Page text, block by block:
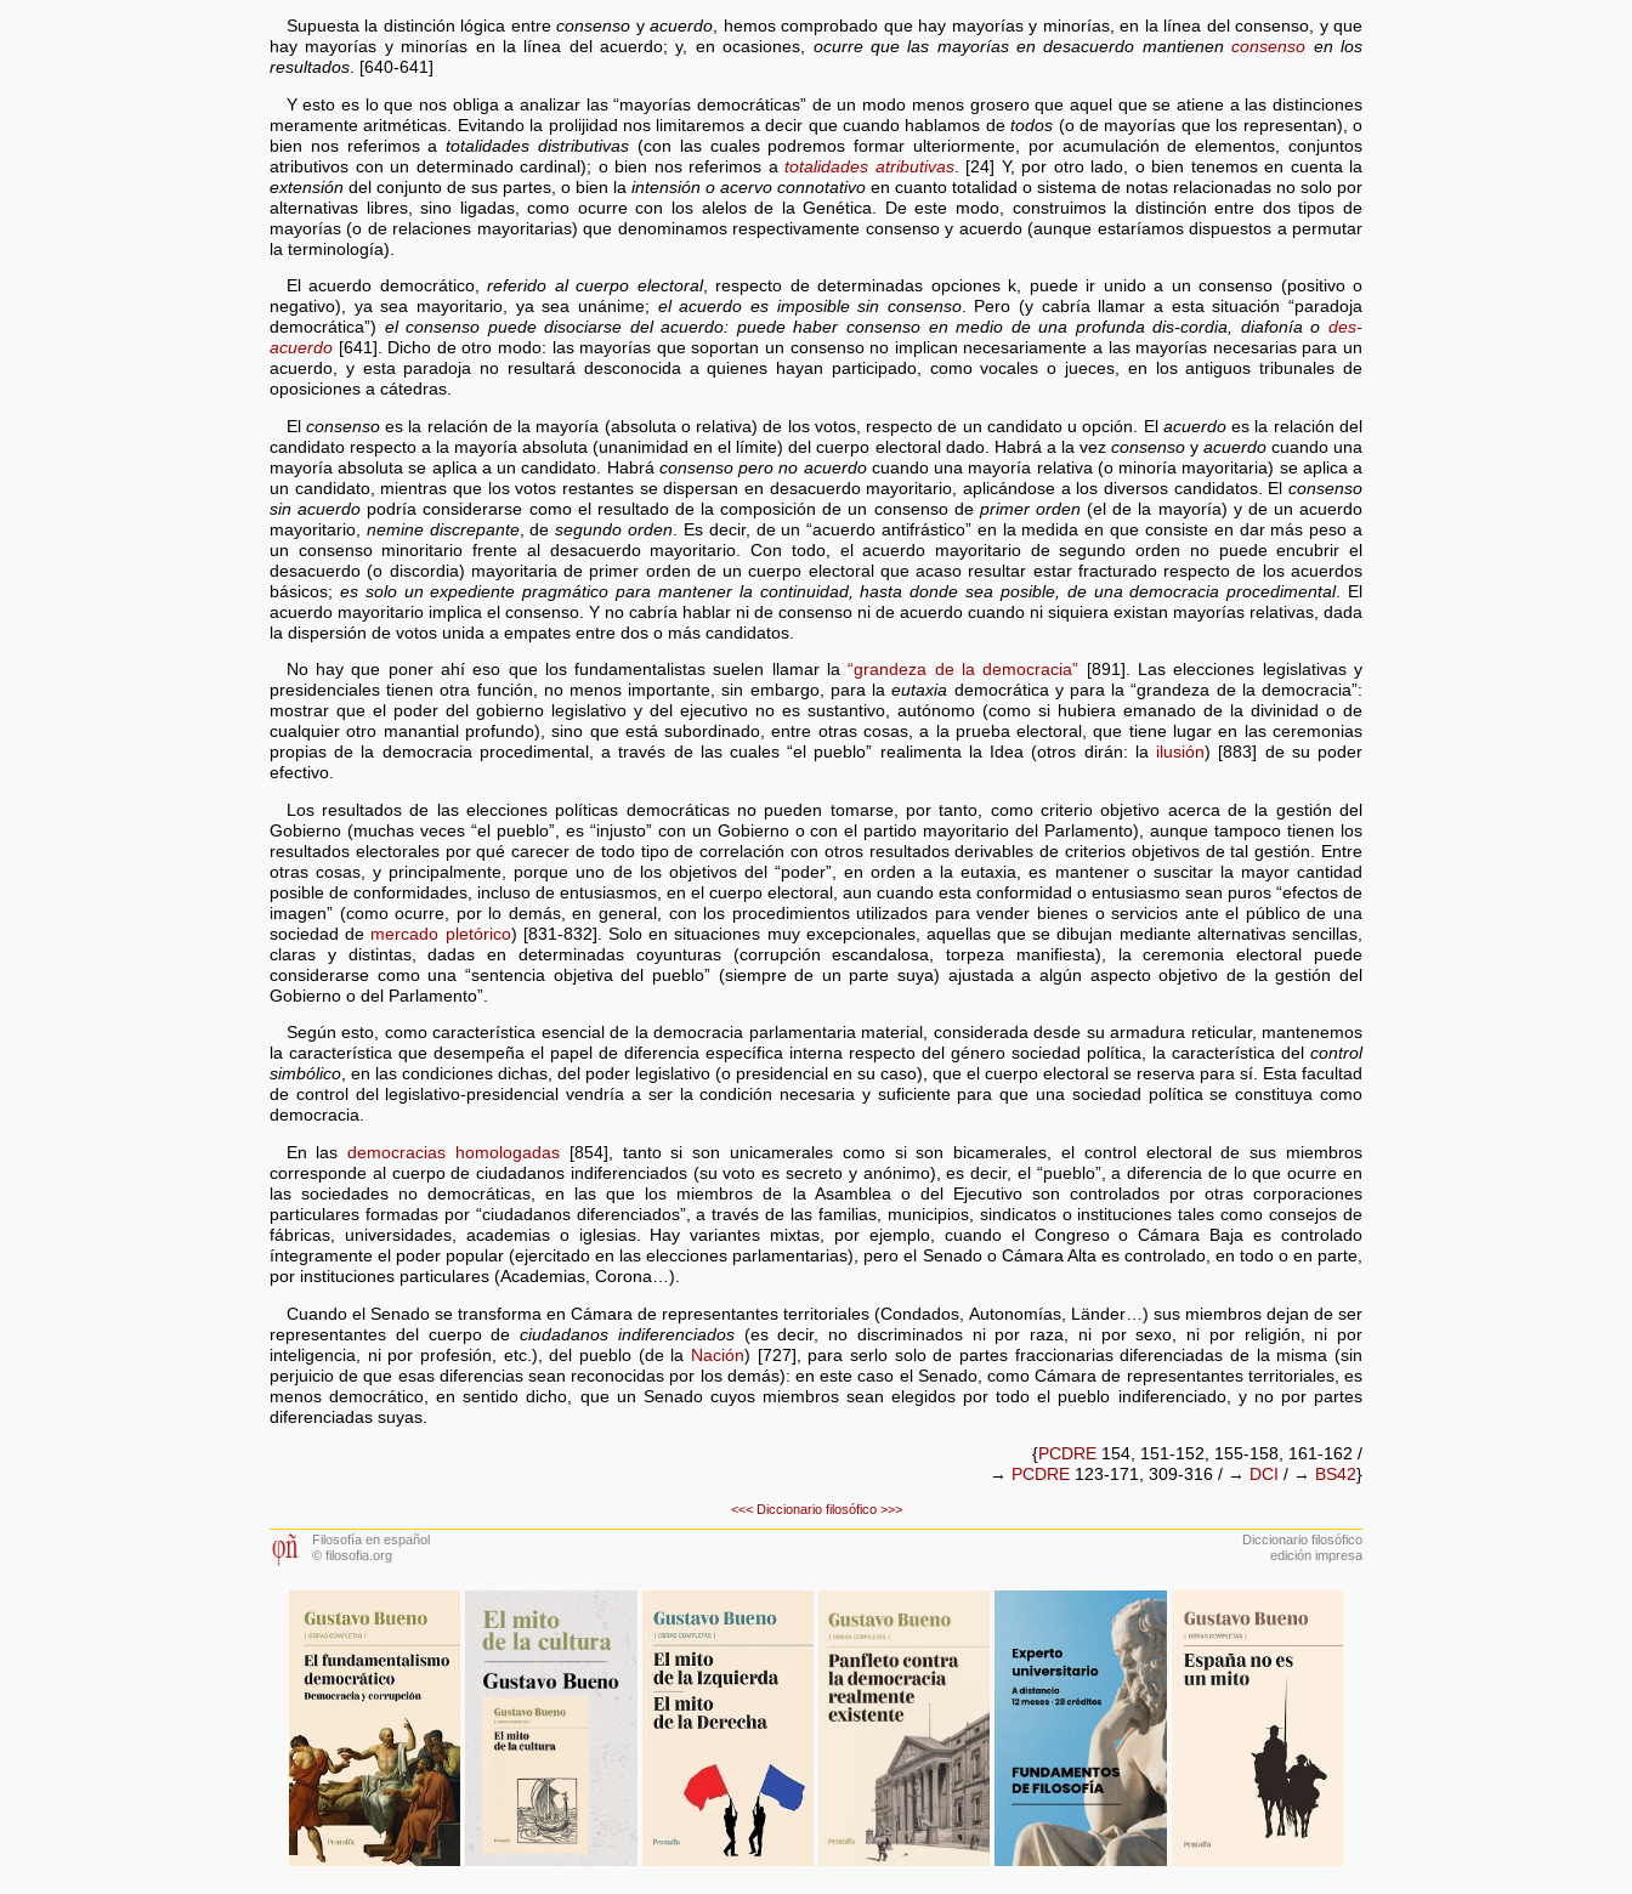
Supuesta la distinción lógica entreconsenso yacuerdo , hemos comprobado que hay mayorías y minorías, en la línea del consenso, y que
hay mayorías y minorías en la línea del acuerdo; y, en ocasiones, ocurre que las mayorías en desacuerdo mantienenconsenso en los
resultados . [640-641]
Y esto es lo que nos obliga a analizar las “mayorías democráticas” de un modo menos grosero que aquel que se atiene a las distinciones
meramente aritméticas. Evitando la prolijidad nos limitaremos a decir que cuando hablamos detodos (o de mayorías que los representan), o
bien nos referimos atotalidades distributivas (con las cuales podremos formar ulteriormente, por acumulación de elementos, conjuntos
atributivos con un determinado cardinal); o bien nos referimos a totalidades atributivas. [24] Y, por otro lado, o bien tenemos en cuenta la
extensión del conjunto de sus partes, o bien la intensión o acervo connotativo en cuanto totalidad o sistema de notas relacionadas no solo por
alternativas libres, sino ligadas, como ocurre con los alelos de la Genética. De este modo, construimos la distinción entre dos tipos de
mayorías (o de relaciones mayoritarias) que denominamos respectivamente consenso y acuerdo (aunque estaríamos dispuestos a permutar
la terminología).
El acuerdo democrático,referido al cuerpo electoral, respecto de determinadas opciones k, puede ir unido a un consenso (positivo o
negativo), ya sea mayoritario, ya sea unánime; el acuerdo es imposible sin consenso. Pero (y cabría llamar a esta situación “paradoja
democrática”) el consenso puede disociarse del acuerdo: puede haber consenso en medio de una profunda dis-cordia, diafonía odes-
acuerdo [641]. Dicho de otro modo: las mayorías que soportan un consenso no implican necesariamente a las mayorías necesarias para un
acuerdo, y esta paradoja no resultará desconocida a quienes hayan participado, como vocales o jueces, en los antiguos tribunales de
oposiciones a cátedras.
El consensoes la relación de la mayoría (absoluta o relativa) de los votos, respecto de un candidato u opción. El acuerdoes la relación del
candidato respecto a la mayoría absoluta (unanimidad en el límite) del cuerpo electoral dado. Habrá a la vez consensoy acuerdocuando una
mayoría absoluta se aplica a un candidato. Habrá consenso pero no acuerdocuando una mayoría relativa (o minoría mayoritaria) se aplica a
un candidato, mientras que los votos restantes se dispersan en desacuerdo mayoritario, aplicándose a los diversos candidatos. El consenso
sin acuerdo podría considerarse como el resultado de la composición de un consenso de primer orden(el de la mayoría) y de un acuerdo
mayoritario, nemine discrepante, desegundo orden . Es decir, de un “acuerdo antifrástico” en la medida en que consiste en dar más peso a
un consenso minoritario frente al desacuerdo mayoritario. Con todo, el acuerdo mayoritario de segundo orden no puede encubrir el
desacuerdo (o discordia) mayoritaria de primer orden de un cuerpo electoral que acaso resultar estar fracturado respecto de los acuerdos
básicos; es solo un expediente pragmático para mantener la continuidad, hasta donde sea posible, de una democracia procedimental. El
acuerdo mayoritario implica el consenso. Y no cabría hablar ni de consenso ni de acuerdo cuando ni siquiera existan mayorías relativas, dada
la dispersión de votos unida a empates entre dos o más candidatos.
No hay que poner ahí eso que los fundamentalistas suelen llamar la“grandeza de la democracia” [891]. Las elecciones legislativas y
presidenciales tienen otra función, no menos importante, sin embargo, para laeutaxia democrática y para la “grandeza de la democracia”:
mostrar que el poder del gobierno legislativo y del ejecutivo no es sustantivo, autónomo (como si hubiera emanado de la divinidad o de
cualquier otro manantial profundo), sino que está subordinado, entre otras cosas, a la prueba electoral, que tiene lugar en las ceremonias
propias de la democracia procedimental, a través de las cuales “el pueblo” realimenta la Idea (otros dirán: la ilusión) [883] de su poder
efectivo.
Los resultados de las elecciones políticas democráticas no pueden tomarse, por tanto, como criterio objetivo acerca de la gestión del
Gobierno (muchas veces “el pueblo”, es “injusto” con un Gobierno o con el partido mayoritario del Parlamento), aunque tampoco tienen los
resultados electorales por qué carecer de todo tipo de correlación con otros resultados derivables de criterios objetivos de tal gestión. Entre
otras cosas, y principalmente, porque uno de los objetivos del “poder”, en orden a la eutaxia, es mantener o suscitar la mayor cantidad
posible de conformidades, incluso de entusiasmos, en el cuerpo electoral, aun cuando esta conformidad o entusiasmo sean puros “efectos de
imagen” (como ocurre, por lo demás, en general, con los procedimientos utilizados para vender bienes o servicios ante el público de una
sociedad de mercado pletórico) [831-832]. Solo en situaciones muy excepcionales, aquellas que se dibujan mediante alternativas sencillas,
claras y distintas, dadas en determinadas coyunturas (corrupción escandalosa, torpeza manifiesta), la ceremonia electoral puede
considerarse como una “sentencia objetiva del pueblo” (siempre de un parte suya) ajustada a algún aspecto objetivo de la gestión del
Gobierno o del Parlamento”.
Según esto, como característica esencial de la democracia parlamentaria material, considerada desde su armadura reticular, mantenemos
la característica que desempeña el papel de diferencia específica interna respecto del género sociedad política, la característica del control
simbólico, en las condiciones dichas, del poder legislativo (o presidencial en su caso), que el cuerpo electoral se reserva para sí. Esta facultad
de control del legislativo-presidencial vendría a ser la condición necesaria y suficiente para que una sociedad política se constituya como
democracia.
En lasdemocracias homologadas [854], tanto si son unicamerales como si son bicamerales, el control electoral de sus miembros
corresponde al cuerpo de ciudadanos indiferenciados (su voto es secreto y anónimo), es decir, el “pueblo”, a diferencia de lo que ocurre en
las sociedades no democráticas, en las que los miembros de la Asamblea o del Ejecutivo son controlados por otras corporaciones
particulares formadas por “ciudadanos diferenciados”, a través de las familias, municipios, sindicatos o instituciones tales como consejos de
fábricas, universidades, academias o iglesias. Hay variantes mixtas, por ejemplo, cuando el Congreso o Cámara Baja es controlado
íntegramente el poder popular (ejercitado en las elecciones parlamentarias), pero el Senado o Cámara Alta es controlado, en todo o en parte,
por instituciones particulares (Academias, Corona…).
Cuando el Senado se transforma en Cámara de representantes territoriales (Condados, Autonomías, Länder…) sus miembros dejan de ser
representantes del cuerpo de ciudadanos indiferenciados(es decir, no discriminados ni por raza, ni por sexo, ni por religión, ni por
inteligencia, ni por profesión, etc.), del pueblo (de la Nación) [727], para serlo solo de partes fraccionarias diferenciadas de la misma (sin
perjuicio de que esas diferencias sean reconocidas por los demás): en este caso el Senado, como Cámara de representantes territoriales, es
menos democrático, en sentido dicho, que un Senado cuyos miembros sean elegidos por todo el pueblo indiferenciado, y no por partes
diferenciadas suyas.
{PCDRE 154, 151-152, 155-158, 161-162 /
→ PCDRE 123-171, 309-316 / → DCI / → BS42}
<<< Diccionario filosófico >>>
Filosofía en español
© filosofia.org
Diccionario filosófico
edición impresa